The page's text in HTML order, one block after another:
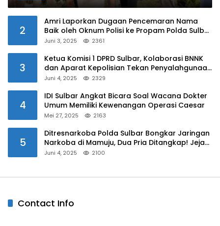
2
Amri Laporkan Dugaan Pencemaran Nama
Baik oleh Oknum Polisi ke Propam Polda Sulbar
Juni 3, 2025 2361
3
Ketua Komisi 1 DPRD Sulbar, Kolaborasi BNNK
dan Aparat Kepolisian Tekan Penyalahgunaan
Juni 4, 2025 2329
4
IDI Sulbar Angkat Bicara Soal Wacana Dokter
Umum Memiliki Kewenangan Operasi Caesar
Mei 27, 2025 2163
5
Ditresnarkoba Polda Sulbar Bongkar Jaringan
Narkoba di Mamuju, Dua Pria Ditangkap! Jejak
Juni 4, 2025 2100
Contact Info